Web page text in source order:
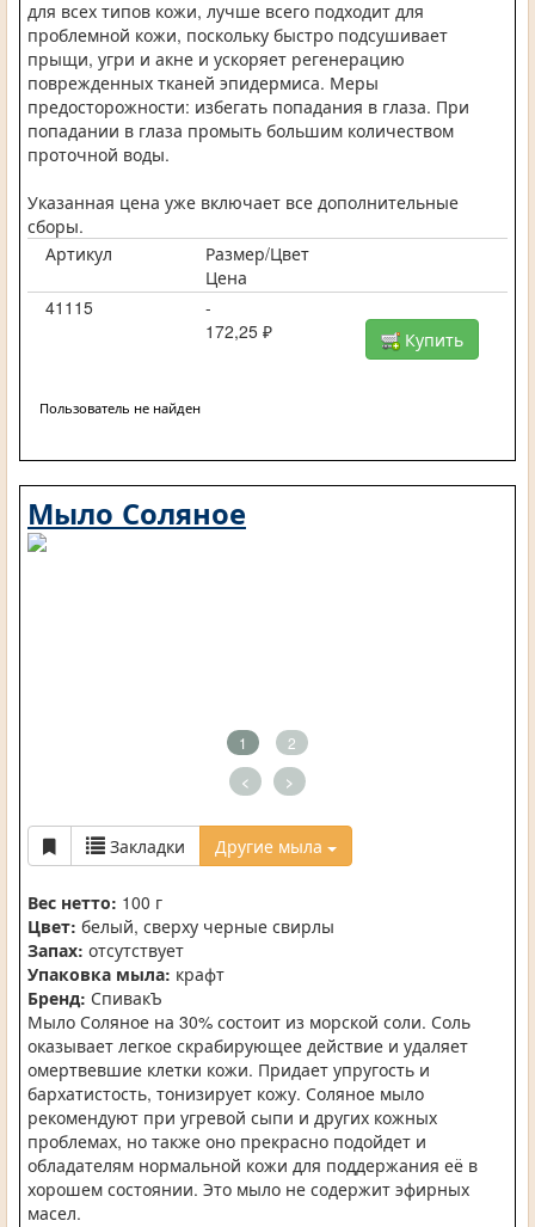
для всех типов кожи, лучше всего подходит для
проблемной кожи, поскольку быстро подсушивает
прыщи, угри и акне и ускоряет регенерацию
поврежденных тканей эпидермиса. Меры
предосторожности: избегать попадания в глаза. При
попадании в глаза промыть большим количеством
проточной воды.
Указанная цена уже включает все дополнительные
сборы.
Артикул
Размер/Цвет
Цена
41115
-
172,25 ₽
Купить
Пользователь не найден
Мыло Соляное
1 2
< >
Закладки Другие мыла
Вес нетто: 100 г
Цвет: белый, сверху черные свирлы
Запах: отсутствует
Упаковка мыла: крафт
Бренд: СпивакЪ
Мыло Соляное на 30% состоит из морской соли. Соль
оказывает легкое скрабирующее действие и удаляет
омертвевшие клетки кожи. Придает упругость и
бархатистость, тонизирует кожу. Соляное мыло
рекомендуют при угревой сыпи и других кожных
проблемах, но также оно прекрасно подойдет и
обладателям нормальной кожи для поддержания её в
хорошем состоянии. Это мыло не содержит эфирных
масел.